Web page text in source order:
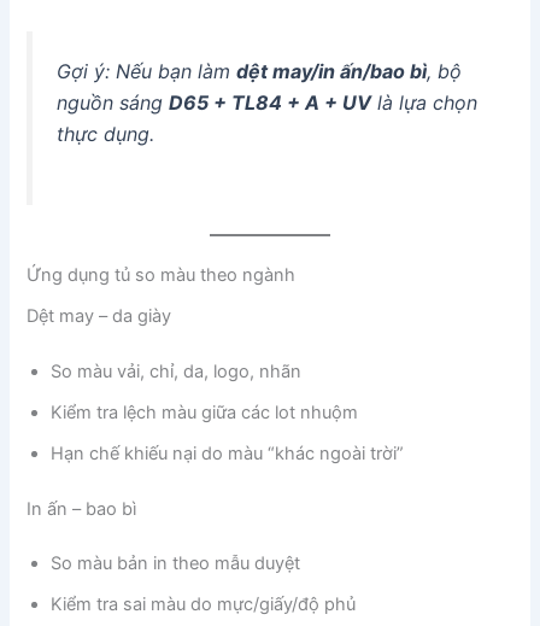
Gợi ý: Nếu bạn làmdệt may/in ấn/bao bì, bộ
nguồn sángD65 + TL84 + A + UVlà lựa chọn
thực dụng.
Ứng dụng tủ so màu theo ngành
Dệt may – da giày
So màu vải, chỉ, da, logo, nhãn
Kiểm tra lệch màu giữa các lot nhuộm
Hạn chế khiếu nại do màu “khác ngoài trời”
In ấn – bao bì
So màu bản in theo mẫu duyệt
Kiểm tra sai màu do mực/giấy/độ phủ